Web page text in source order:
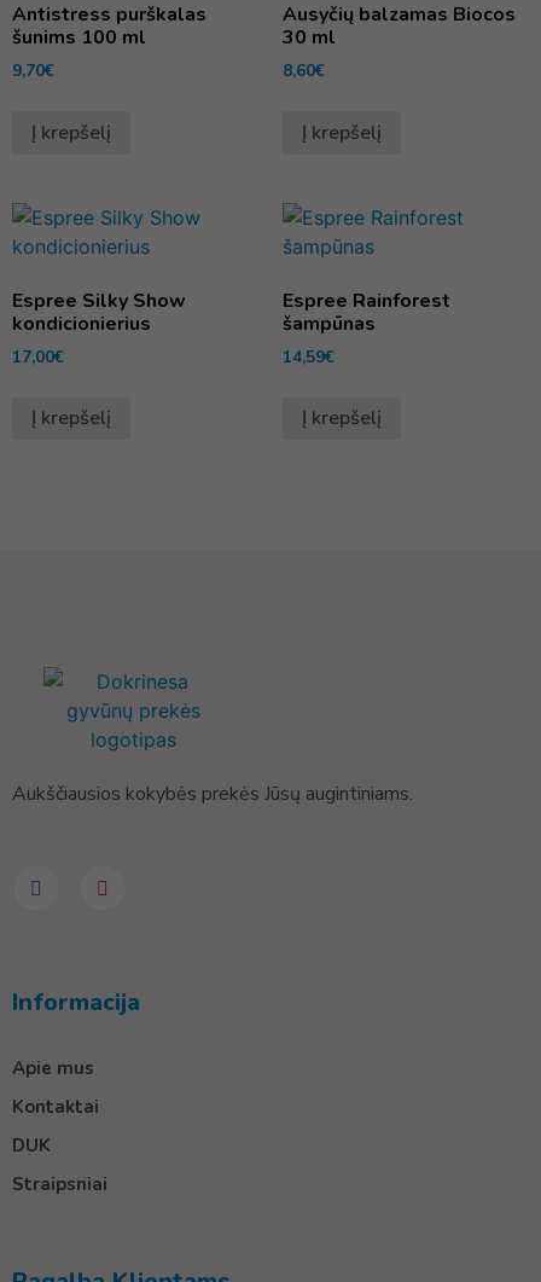
Antistress purškalas
šunims 100 ml
9,70€
Į krepšelį
Ausyčių balzamas Biocos
30 ml
8,60€
Į krepšelį
Espree Silky Show
kondicionierius
17,00€
Į krepšelį
Espree Rainforest
šampūnas
14,59€
Į krepšelį
Aukščiausios kokybės prekės Jūsų augintiniams.
Informacija
Apie mus
Kontaktai
DUK
Straipsniai